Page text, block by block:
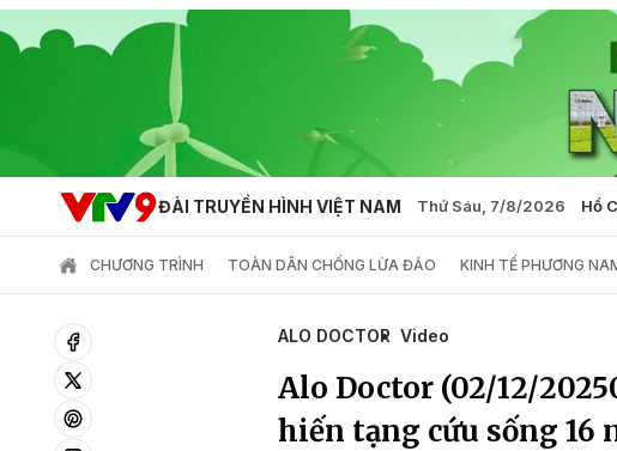
ĐÀI TRUYỀN HÌNH VIỆT NAM Thứ Sáu, 7/8/2026 Hồ
CHƯƠNG TRÌNH TOÀN DÂN CHỐNG LỪA ĐẢO KINH TẾ PHƯƠNG
ALO DOCTOR Video
Alo Doctor (02/12/
hiến tạng cứu sống 16